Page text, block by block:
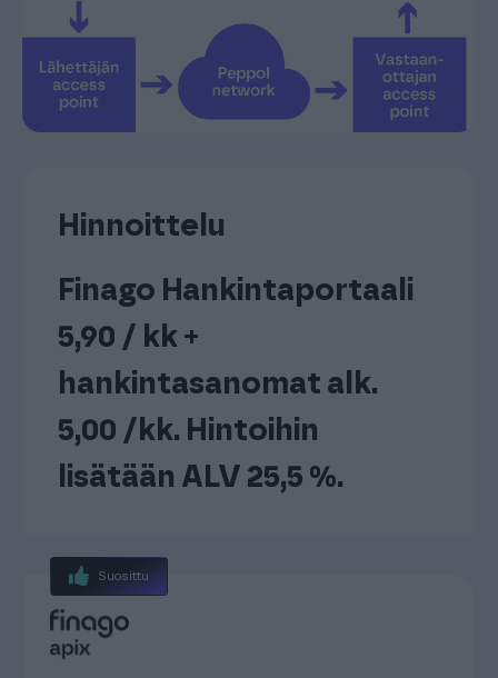
Hinnoittelu
Finago Hankintaportaali
5,90 / kk +
hankintasanomat alk.
5,00 /kk. Hintoihin
lisätään ALV 25,5 %.
Suosittu